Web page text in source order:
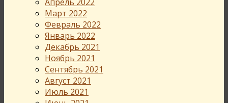
Март 2022
Февраль 2022
Январь 2022
Декабрь 2021
Ноябрь 2021
Сентябрь 2021
Август 2021
Июль 2021